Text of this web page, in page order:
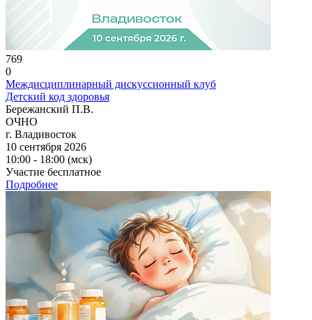
769
0
Междисциплинарный дискуссионный клуб
Детский код здоровья
Бережанский П.В.
ОЧНО
г. Владивосток
10 сентября 2026
10:00 - 18:00 (мск)
Участие бесплатное
Подробнее